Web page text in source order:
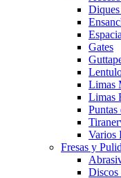
Gates
Limas
Limas
Puntas
Varios
Fresas y
Discos